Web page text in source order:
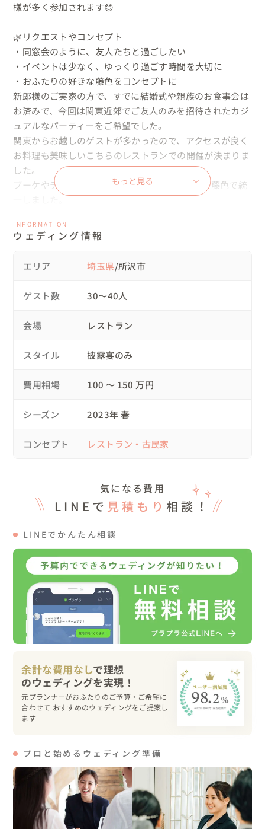
様が多く参加されます😊
🌿リクエストやコンセプト
・同窓会のように、友人たちと過ごしたい
・イベントは少なく、ゆっくり過ごす時間を大切に
・おふたりの好きな藤色をコンセプトに
新郎様のご実家の方で、すでに結婚式や親族のお食事会は
お済みで、今回は関東近郊でご友人のみを招待されたカジ
ュアルなパーティーをご希望でした。
関東からお越しのゲストが多かったので、アクセスが良く
お料理も美味しいこちらのレストランでの開催が決まりま
した。
ブーケやテーブルナプキン、ペーパーアイテムを藤色で統
一しました。
🌿スケジュール
09:00　レストラン内でお支度開始
12:00　受付開始（おふたりも一緒にお手迎え）
13:00　レストランでパーティー開始
少しだけ緊張したご様子もありましたが、笑顔でワクワク
朝は小雨だったのですが徐々に天気が回復し、撮影を開始
受付で、おふたりもいっしょにゲストをお出迎えされ、
れる方も多かったです💕
お庭でゲストと一緒にお酒を、お子様とはシャボン玉を楽
しまれました🥂
そのまま外でプロフィール映像をご覧いただき、懐かしい
・パーティー
拍手の中、おふたりに登場していただきました。
ウェルカムスピーチ、ご友人の乾杯挨拶後は細かい進行な
どは設けずにゲストとのお時間を楽しまれていました😄
外に出てお子さんといっしょに遊ぶなど、終始自由に過ご
されていました。
パーティーの途中には、ケーキ入刀の代わりに「ティラミ
ス入刀」を行いました。
入刀となりました✨）
装飾のマジパンはパティシエをされているご友人の手作り
で、大学の頃に陸上をされていたおふたりをかたどったも
のです✨
衣装、アクセサリー、ペーパーアイテム、ウェルカムブー
スのグッズ、お子様へのプレゼントはおふたりのお持ち込
みです。
新婦様はおしゃれなワンピース、新郎様はスーツをオーダ
もっと見る
INFORMATION
ウェディング情報
エリア 埼玉県/所沢市
ゲスト数 30〜40人
会場 レストラン
スタイル 披露宴のみ
費用相場 100 〜 150 万円
シーズン 2023年 春
コンセプト レストラン・古民家
気になる費用
LINEで 見積もり 相談！
LINEでかんたん相談
余計な費用なしで理想
元プランナーがおふたりのご予算・ご希望に
合わせて おすすめのウェディングをご提案し
ます
プロと始めるウェディング準備